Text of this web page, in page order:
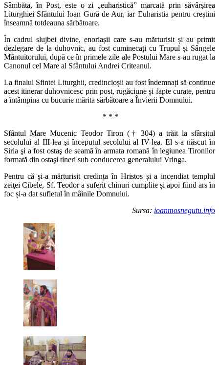
Sâmbăta, în Post, este o zi „euharistică” marcată prin săvârşirea
Liturghiei Sfântului Ioan Gură de Aur, iar Euharistia pentru creștini
înseamnă totdeauna sărbătoare.
În cadrul slujbei divine, enoriașii care s-au mărturisit și au primit
dezlegare de la duhovnic, au fost cuminecați cu Trupul și Sângele
Mântuitorului, după ce în primele zile ale Postului Mare s-au rugat la
Canonul cel Mare al Sfântului Andrei Criteanul.
La finalul Sfintei Liturghii, credincioșii au fost îndemnați să continue
acest itinerar duhovnicesc prin post, rugăciune și fapte curate, pentru
a întâmpina cu bucurie mărita sărbătoare a Învierii Domnului.
* * *
Sfântul Mare Mucenic Teodor Tiron († 304) a trăit la sfârşitul
secolului al III-lea şi începutul secolului al IV-lea. El s-a născut în
Siria şi a fost ostaş de seamă în armata romană în legiunea Tironilor
formată din ostaşi tineri sub conducerea generalului Vringa.
Pentru că și-a mărturisit credința în Hristos și a incendiat templul
zeiţei Cibele, Sf. Teodor a suferit chinuri cumplite și apoi fiind ars în
foc și-a dat sufletul în mâinile Domnului.
Sursa: ioanmosnegutu.info